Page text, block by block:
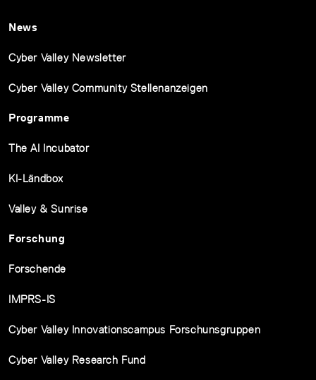
News
Cyber Valley Newsletter
Cyber Valley Community Stellenanzeigen
Programme
The AI Incubator
KI-Ländbox
Valley & Sunrise
Forschung
Forschende
IMPRS-IS
Cyber Valley Innovationscampus Forschunsgruppen
Cyber Valley Research Fund